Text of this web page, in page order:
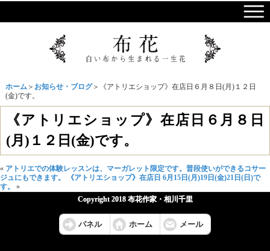
ホーム＞ お知らせ・ブログ＞《アトリエショップ》在店日６月８日(月)１２日
(金)です。
《アトリエショップ》在店日６月８日
(月)１２日(金)です。
« アトリエでの体験レッスンは、マーガレット限定です。普段使いができるコサー
ジュにもできます。
《アトリエショップ》在店日 6月15日(月)19日(金)21日(日)で
す。
»
Copyright 2018 布花作家・相川千里
パネル ホーム メール